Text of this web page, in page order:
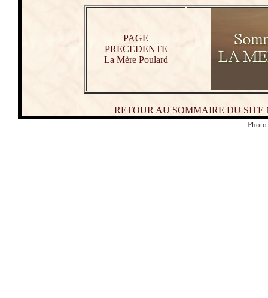
PAGE
PRECEDENTE
La Mère Poulard
RETOUR AU SOMMAIRE DU
Photo